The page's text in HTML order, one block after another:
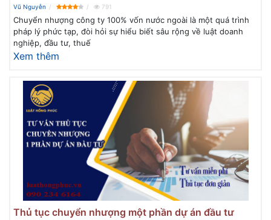
Vũ Nguyễn 791
Chuyển nhượng công ty 100% vốn nước ngoài là một quá trình
pháp lý phức tạp, đòi hỏi sự hiểu biết sâu rộng về luật doanh
nghiệp, đầu tư, thuế
Xem thêm
Thủ tục chuyển nhượng một phần dự án đầu tư